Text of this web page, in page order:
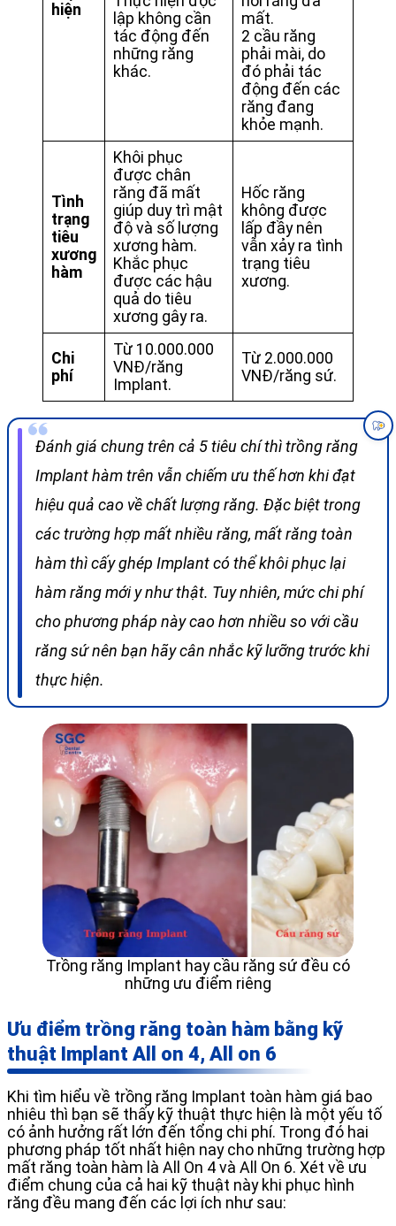
hiện
lập không cần
tác động đến
những răng
khác.
mất.
2 cầu răng
phải mài, do
đó phải tác
động đến các
răng đang
khỏe mạnh.
Tình
trạng
tiêu
xương
hàm
Khôi phục
được chân
răng đã mất
giúp duy trì mật
độ và số lượng
xương hàm.
Khắc phục
được các hậu
quả do tiêu
xương gây ra.
Hốc răng
không được
lấp đầy nên
vẫn xảy ra tình
trạng tiêu
xương.
Chi
phí
Từ 10.000.000
VNĐ/răng
Implant.
Từ 2.000.000
VNĐ/răng sứ.
Đánh giá chung trên cả 5 tiêu chí thì trồng răng
Implant hàm trên vẫn chiếm ưu thế hơn khi đạt
hiệu quả cao về chất lượng răng. Đặc biệt trong
các trường hợp mất nhiều răng, mất răng toàn
hàm thì cấy ghép Implant có thể khôi phục lại
hàm răng mới y như thật. Tuy nhiên, mức chi phí
cho phương pháp này cao hơn nhiều so với cầu
răng sứ nên bạn hãy cân nhắc kỹ lưỡng trước khi
thựchiện.
Trồng răng Implant hay cầu răng sứ đều có
những ưu điểm riêng
Ưu điểm trồng răng toàn hàm bằng kỹ
thuật Implant All on 4, All on 6
Khi tìm hiểu về trồng răng Implant toàn hàm giá bao
nhiêu thì bạn sẽ thấy kỹ thuật thực hiện là một yếu tố
có ảnh hưởng rất lớn đến tổng chi phí. Trong đó hai
phương pháp tốt nhất hiện nay cho những trường hợp
mất răng toàn hàm là All On 4 và All On 6. Xét về ưu
điểm chung của cả hai kỹ thuật này khi phục hình
răng đều mang đến các lợi ích như sau: